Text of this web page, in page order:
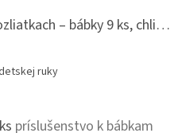
O neposlušných kozliatkach – bábky 9 ks, chlievik
5 z 5 hviezdičiek.
ruky
príslušenstvo k bábkam